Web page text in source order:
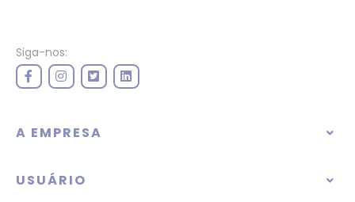
Siga-nos:
A EMPRESA
USUÁRIO